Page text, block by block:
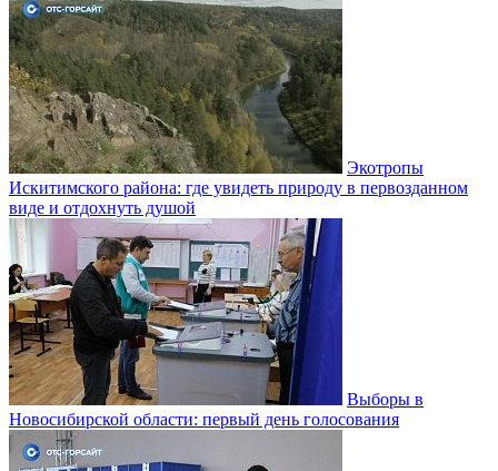
Экотропы
Искитимского района: где увидеть природу в первозданном
виде и отдохнуть душой
Выборы в
Новосибирской области: первый день голосования